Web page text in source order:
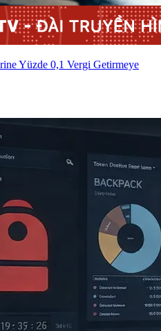
Yüzde 0,1 Vergi Getirmeye